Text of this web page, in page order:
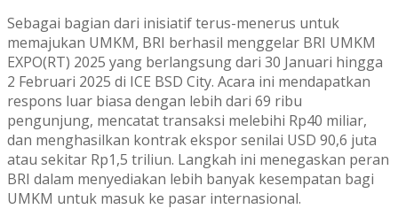
Sebagai bagian dari inisiatif terus-menerus untuk
memajukan UMKM, BRI berhasil menggelar BRI UMKM
EXPO(RT) 2025 yang berlangsung dari 30 Januari hingga
2 Februari 2025 di ICE BSD City. Acara ini mendapatkan
respons luar biasa dengan lebih dari 69 ribu
pengunjung, mencatat transaksi melebihi Rp40 miliar,
dan menghasilkan kontrak ekspor senilai USD 90,6 juta
atau sekitar Rp1,5 triliun. Langkah ini menegaskan peran
BRI dalam menyediakan lebih banyak kesempatan bagi
UMKM untuk masuk ke pasar internasional.